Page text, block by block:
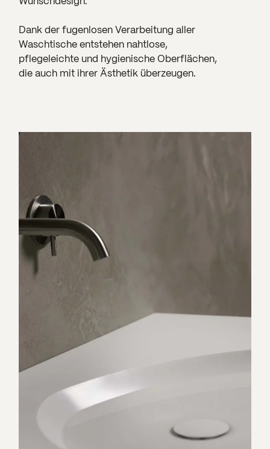
Dank der fugenlosen Verarbeitung aller
Waschtische entstehen nahtlose,
pflegeleichte und hygienische Oberflächen,
die auch mit ihrer Ästhetik überzeugen.